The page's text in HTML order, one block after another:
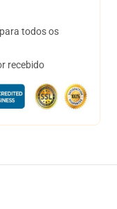
todos os
recebido